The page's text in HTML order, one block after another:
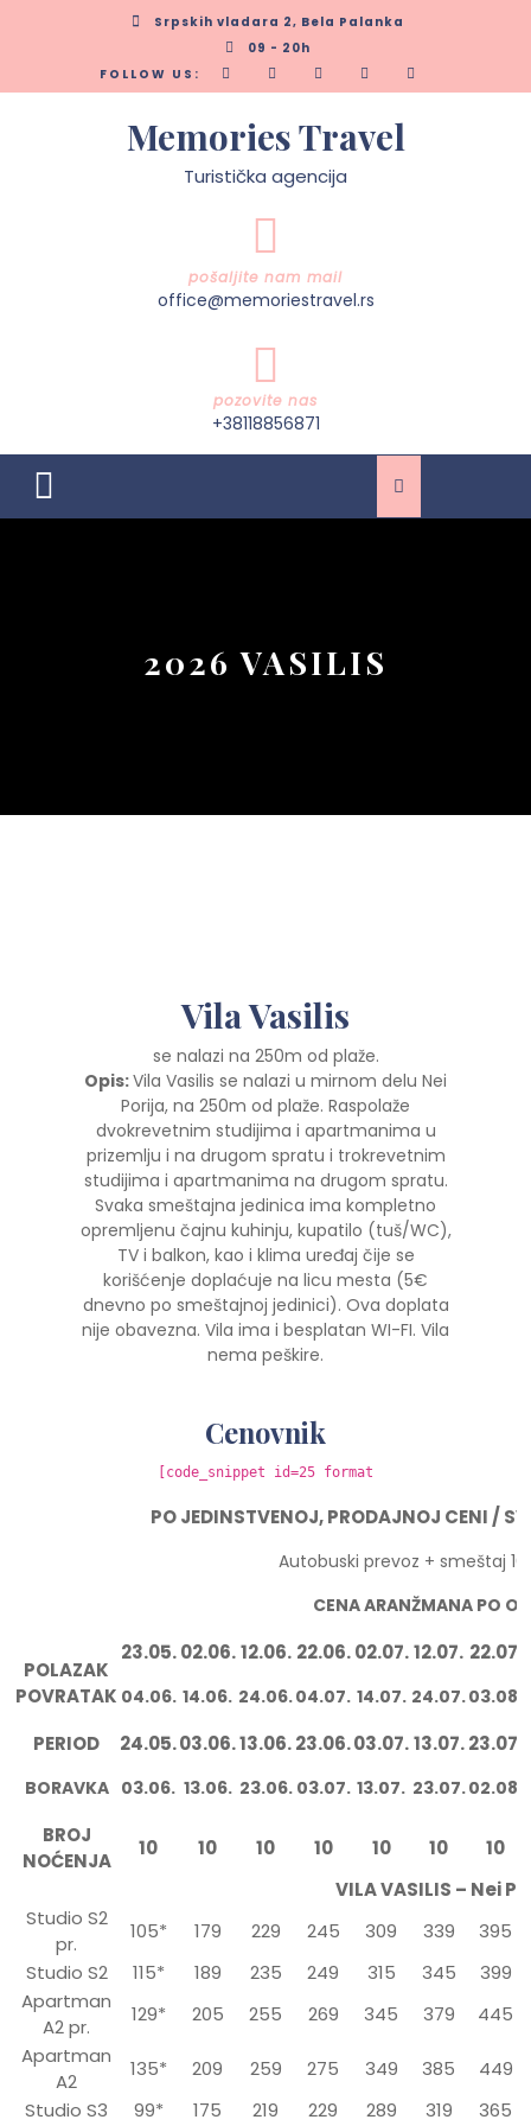
Srpskih vladara 2, Bela Palanka
09 - 20h
FOLLOW US:
Memories Travel
Turistička agencija
pošaljite nam mail
office@memoriestravel.rs
pozovite nas
+38118856871
Open
2026 VASILIS
Vila Vasilis
se nalazi na 250m od plaže.
Opis:Vila Vasilis se nalazi u mirnom delu Nei
Porija, na 250m od plaže. Raspolaže
dvokrevetnim studijima i apartmanima u
prizemlju i na drugom spratu i trokrevetnim
studijima i apartmanima na drugom spratu.
Svaka smeštajna jedinica ima kompletno
opremljenu čajnu kuhinju, kupatilo (tuš/WC),
TV i balkon, kao i klima uređaj čije se
korišćenje doplaćuje na licu mesta (5€
dnevno po smeštajnoj jedinici). Ova doplata
nije obavezna. Vila ima i besplatan WI-FI. Vila
nema peškire.
Cenovnik
[code_snippet id=25 format
PO JEDINSTVENOJ, PRODAJNOJ CENI /
Autobuski prevoz + smeštaj
CENA ARANŽMANA PO
POLAZAK
POVRATAK
23.05.
04.06.
02.06.
14.06.
12.06.
24.06.
22.06.
04.07.
02.07.
14.07.
12.07.
24.07.
22.07.
03.08.
PERIOD
BORAVKA
24.05.
03.06.
03.06.
13.06.
13.06.
23.06.
23.06.
03.07.
03.07.
13.07.
13.07.
23.07.
23.07.
02.08.
BROJ
NOĆENJA
10 10 10 10 10 10
10
VILA VASILIS – Nei
Studio S2
pr.
105* 179 229 245 309 339
395
Studio S2
115* 189 235 249 315 345
399
Apartman
A2 pr.
129* 205 255 269 345 379
445
Apartman
A2
135* 209 259 275 349 385
449
Studio S3
99* 175 219 229 289 319
365